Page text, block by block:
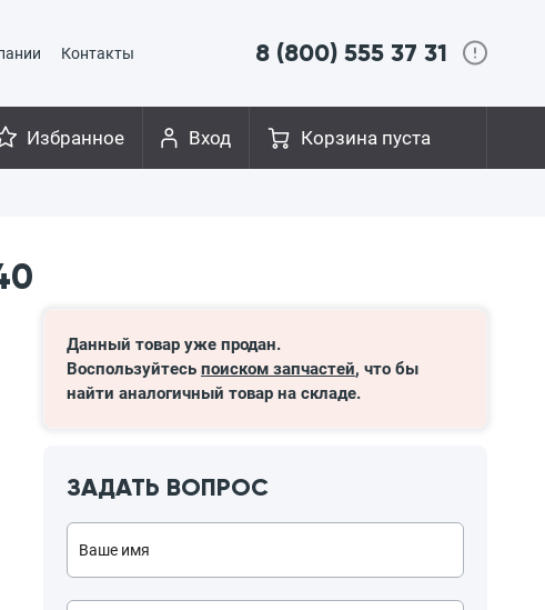
Контакты 8 (800) 555 37 31
Корзина пуста
Вход
Избранное
Данный товар уже продан.
Воспользуйтесь поиском запчастей, что бы
найти аналогичный товар на складе.
ЗАДАТЬ ВОПРОС